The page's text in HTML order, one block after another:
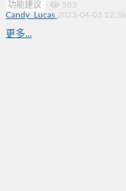
功能建议 ·
583
Candy_Lucas 2023-04-03 12:36
更多...